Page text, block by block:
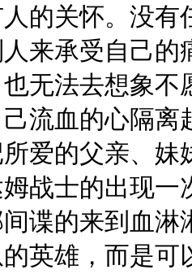
的关怀。没
来承受自己
无法去想象
流血的心隔
爱的父亲、妹
战士的出现
谍的来到血
英雄，而是可